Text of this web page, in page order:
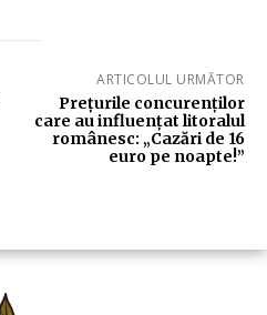
ARTICOLUL URMĂTOR
Prețurile concurenților
care au influențat litoralul
românesc: „Cazări de 16
euro pe noapte!”